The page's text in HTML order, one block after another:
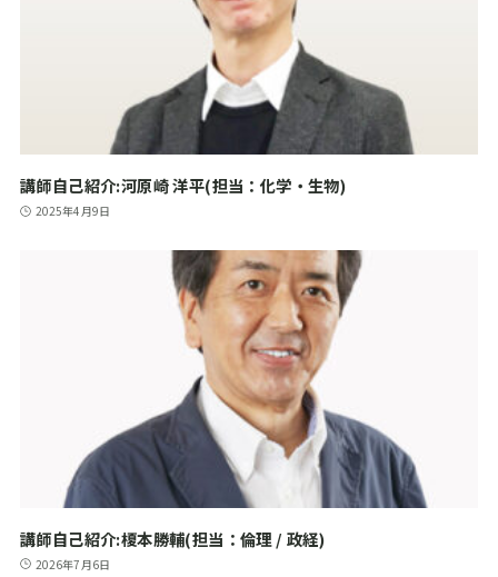
講師自己紹介:河原崎 洋平(担当：化学・生物)
2025年4月9日
講師自己紹介:榎本勝輔(担当：倫理 / 政経)
2026年7月6日